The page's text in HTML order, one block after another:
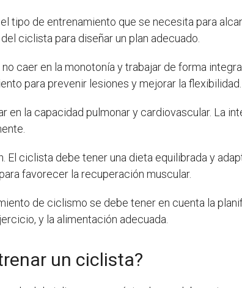
tipo de entrenamiento que se necesita para
ciclista para diseñar un plan adecuado.
caer en la monotonía y trabajar de forma
para prevenir lesiones y mejorar la flexibilidad.
en la capacidad pulmonar y cardiovascular. La
ciclista debe tener una dieta equilibrada y
favorecer la recuperación muscular.
de ciclismo se debe tener en cuenta la
y la alimentación adecuada.
un ciclista?